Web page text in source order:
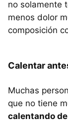
no solamente
menos dolor
composición
Calentar
Muchas
que no tiene
calentando